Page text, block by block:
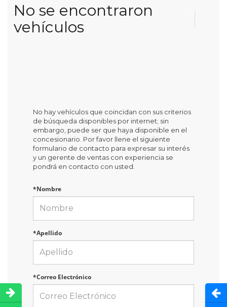
No se encontraron
vehículos
No hay vehículos que coincidan con sus criterios
de búsqueda disponibles por internet; sin
embargo, puede ser que haya disponible en el
concesionario. Por favor llene el siguiente
formulario de contacto para expresar su interés
y un gerente de ventas con experiencia se
pondrá en contacto con usted.
*Nombre
*Apellido
*Correo Electrónico